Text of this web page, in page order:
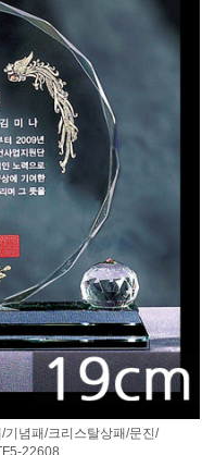
념패/크리스탈상패/문진/
22608